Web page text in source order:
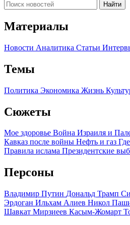
Найти
Материалы
Новости Аналитика Статьи
Темы
Политика Экономика Жизнь
Сюжеты
Мое здоровье Война Израиля и
Кавказ после войны Нефть и газ
Правила ислама Президентские
Персоны
Владимир Путин Дональд Трамп
Эрдоган Ильхам Алиев Никол
Шавкат Мирзиеев Касым-Жомарт